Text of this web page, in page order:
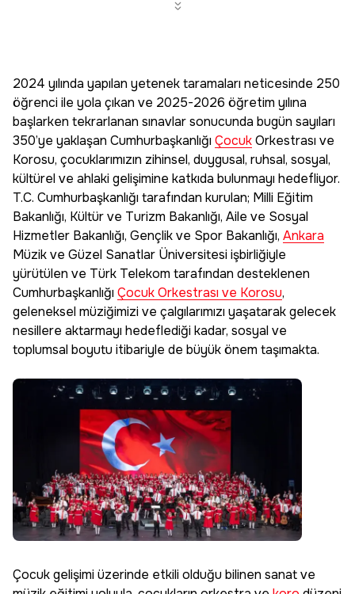
2024 yılında yapılan yetenek taramaları neticesinde 250
öğrenci ile yola çıkan ve 2025-2026 öğretim yılına
başlarken tekrarlanan sınavlar sonucunda bugün sayıları
350’ye yaklaşan CumhurbaşkanlığıÇocukOrkestrası ve
Korosu, çocuklarımızın zihinsel, duygusal, ruhsal, sosyal,
kültürel ve ahlaki gelişimine katkıda bulunmayı hedefliyor.
T.C. Cumhurbaşkanlığı tarafından kurulan; Milli Eğitim
Bakanlığı, Kültür ve Turizm Bakanlığı, Aile ve Sosyal
Hizmetler Bakanlığı, Gençlik ve Spor Bakanlığı, Ankara
Müzik ve Güzel Sanatlar Üniversitesi işbirliğiyle
yürütülen ve Türk Telekom tarafından desteklenen
CumhurbaşkanlığıÇocuk Orkestrası ve Korosu,
geleneksel müziğimizi ve çalgılarımızı yaşatarak gelecek
nesillere aktarmayı hedeflediği kadar, sosyal ve
toplumsal boyutu itibariyle de büyük önem taşımakta.
Çocuk gelişimi üzerinde etkili olduğu bilinen sanat ve